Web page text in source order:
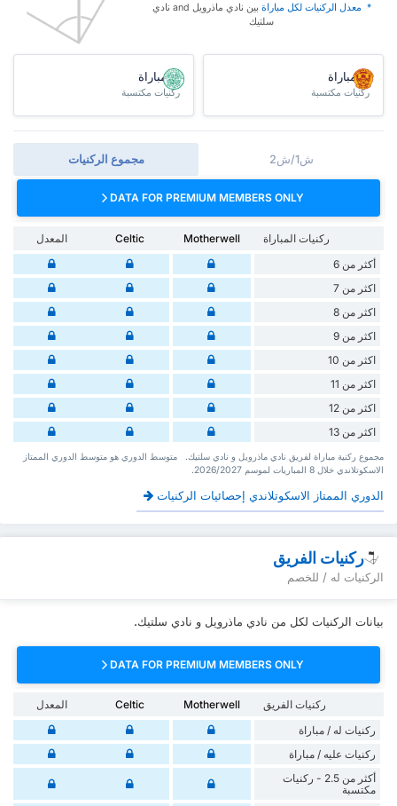
* ‏ ‏معدل الركنيات لكل مباراة
‏بين نادي ماذرويل and نادي
سلتيك
/مباراة
ركنيات مكتسبة
/مباراة
ركنيات مكتسبة
مجموع الركنيات ش1/ش2
DATA FOR PREMIUM MEMBERS ONLY
ركنيات المباراة Motherwell
Celtic
المعدل
أكثر من 6
اكثر من 7
اكثر من 8
اكثر من 9
اكثر من 10
اكثر من 11
اكثر من 12
اكثر من 13
‏مجموع ركنية مباراة لفريق نادي ماذرويل و نادي سلتيك. ‏‏ ‏ ‏متوسط الدوري هو متوسط الدوري الممتاز
الاسكوتلاندي ‏خلال 8 ‏المباريات لموسم 2026/2027.
الدوري الممتاز الاسكوتلاندي إحصائيات الركنيات
ركنيات الفريق
الركنيات له / للخصم
بيانات الركنيات لكل من نادي ماذرويل و نادي سلتيك.
DATA FOR PREMIUM MEMBERS ONLY
ركنيات الفريق Motherwell
Celtic
المعدل
‏ركنيات له / مباراة
‏ركنيات ‏عليه / مباراة
أكثر من 2.5 - ركنيات
مكتسبة